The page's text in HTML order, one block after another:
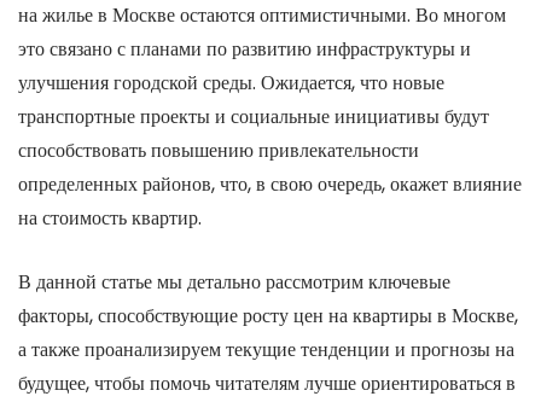
на жилье в Москве остаются оптимистичными. Во многом
это связано с планами по развитию инфраструктуры и
улучшения городской среды. Ожидается, что новые
транспортные проекты и социальные инициативы будут
способствовать повышению привлекательности
определенных районов, что, в свою очередь, окажет влияние
на стоимость квартир.
В данной статье мы детально рассмотрим ключевые
факторы, способствующие росту цен на квартиры в Москве,
а также проанализируем текущие тенденции и прогнозы на
будущее, чтобы помочь читателям лучше ориентироваться в